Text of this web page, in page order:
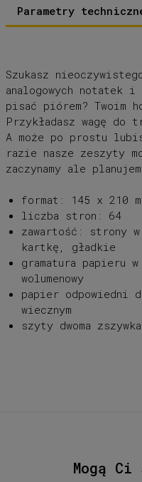
Parametry
Szukasz
analogowych notatek i
pisać piórem? Twoim
Przykładasz wagę
A może po prostu
razie nasze zeszyty
zaczynamy ale
format: 145 x 210
liczba stron: 64
zawartość: strony
kartkę, gładkie
gramatura papieru
wolumenowy
papier odpowiedni
wiecznym
szyty dwoma
Mogą